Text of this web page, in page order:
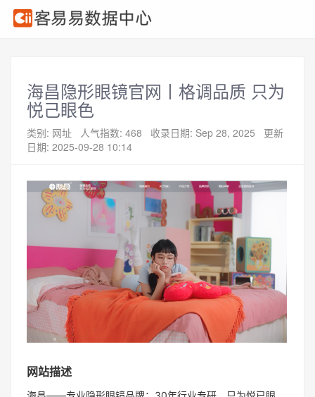
海昌隐形眼镜官网丨格调品质 只为
悦己眼色
类别: 网址 人气指数: 468 收录日期: Sep 28, 2025
更新
日期: 2025-09-28 10:14
网站描述